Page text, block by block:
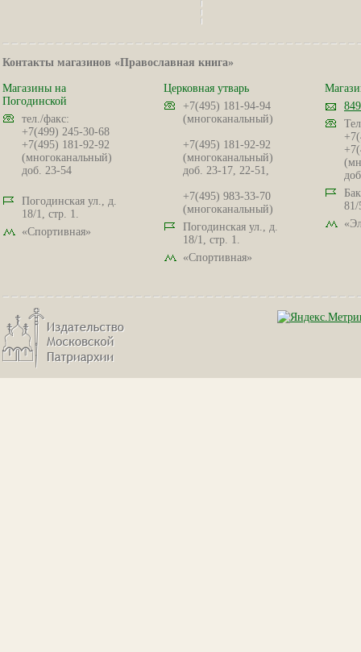
Контакты магазинов «Православная книга»
Магазины на
Погодинской
тел./факс:
+7(499) 245-30-68
+7(495) 181-92-92
(многоканальный)
доб. 23-54
Погодинская ул., д.
18/1, стр. 1.
«Спортивная»
Церковная утварь
+7(495) 181-94-94
(многоканальный)
+7(495) 181-92-92
(многоканальный)
доб. 23-17, 22-51,
+7(495) 983-33-70
(многоканальный)
Погодинская ул., д.
18/1, стр. 1.
«Спортивная»
81/